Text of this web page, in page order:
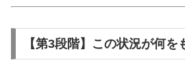
【第3段階】この状況が何を